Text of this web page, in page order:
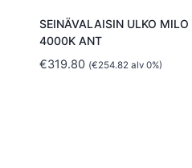
SEINÄVALAISIN ULKO
4000K ANT
€319.80 (€254.82 alv 0%)